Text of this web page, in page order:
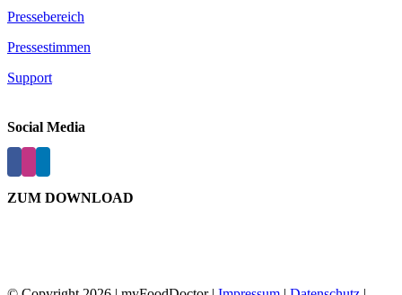
Pressebereich
Pressestimmen
Support
Social Media
ZUM DOWNLOAD